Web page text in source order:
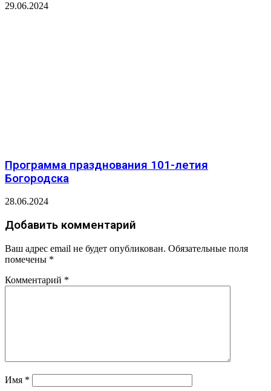
29.06.2024
Программа празднования 101-летия
Богородска
28.06.2024
Добавить комментарий
Ваш адрес email не будет опубликован. Обязательные поля
помечены *
Комментарий *
Имя *